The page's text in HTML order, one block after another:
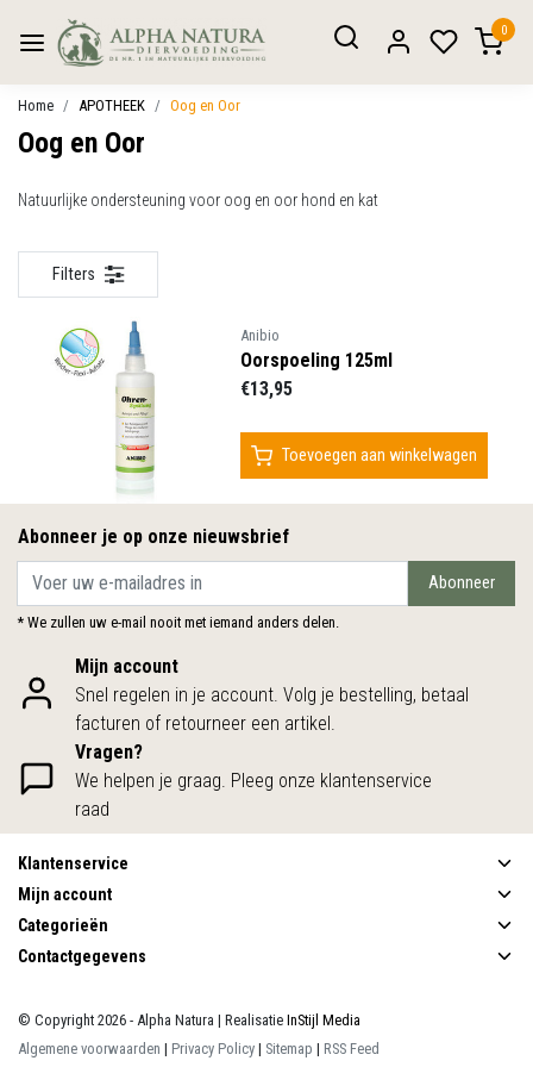
0
Home APOTHEEK Oog en Oor
Oog en Oor
Natuurlijke ondersteuning voor oog en oor hond en kat
Filters
Anibio
Oorspoeling 125ml
€13,95
Toevoegen aan winkelwagen
Abonneer je op onze nieuwsbrief
Abonneer
* We zullen uw e-mail nooit met iemand anders delen.
Mijn account
Snel regelen in je account. Volg je bestelling, betaal
facturen of retourneer een artikel.
Vragen?
We helpen je graag. Pleeg onze klantenservice
raad
Klantenservice
Mijn account
Categorieën
Contactgegevens
© Copyright 2026 - Alpha Natura | Realisatie InStijl Media
Algemene voorwaarden | Privacy Policy | Sitemap | RSS Feed